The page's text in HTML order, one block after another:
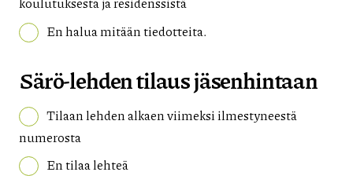
En halua mitään tiedotteita.
Särö-lehden tilaus jäsenhintaan
Tilaan lehden alkaen viimeksi ilmestyneestä
numerosta
En tilaa lehteä